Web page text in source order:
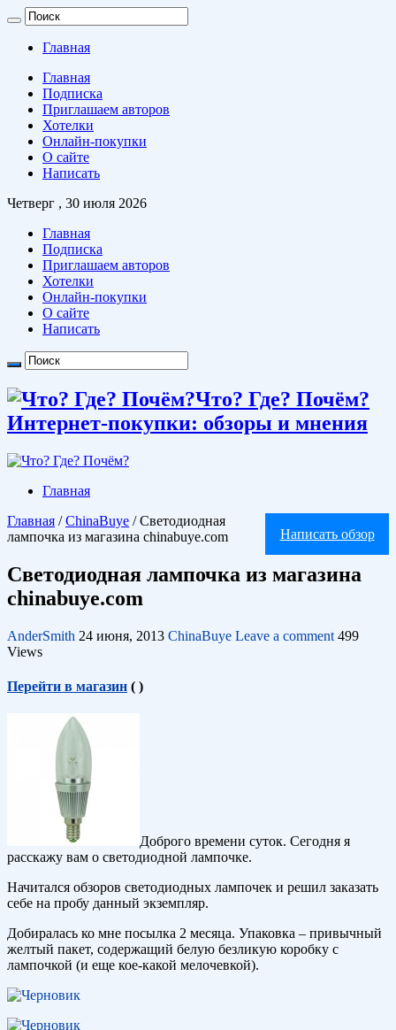
Главная
Главная
Подписка
Приглашаем авторов
Хотелки
Онлайн-покупки
О сайте
Написать
Четверг , 30 июля 2026
Главная
Подписка
Приглашаем авторов
Хотелки
Онлайн-покупки
О сайте
Написать
Что? Где? Почём?
Интернет-покупки: обзоры и мнения
Главная
Написать обзор
Главная / ChinaBuye / Светодиодная
лампочка из магазина chinabuye.com
Светодиодная лампочка из магазина
chinabuye.com
AnderSmith 24 июня, 2013 ChinaBuye Leave a comment 499
Views
Перейти в магазин ( )
Доброго времени суток. Сегодня я
расскажу вам о светодиодной лампочке.
Начитался обзоров светодиодных лампочек и решил заказать
себе на пробу данный экземпляр.
Добиралась ко мне посылка 2 месяца. Упаковка – привычный
желтый пакет, содержащий белую безликую коробку с
лампочкой (и еще кое-какой мелочевкой).